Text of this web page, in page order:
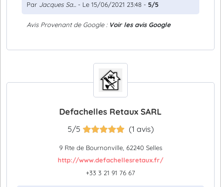
Par Jacques Sa... - Le 15/06/2021 23:48 - 5/5
Avis Provenant de Google : Voir les avis Google
Defachelles Retaux SARL
5/5 (1 avis)
9 Rte de Bournonville, 62240 Selles
http://www.defachellesretaux.fr/
+33 3 21 91 76 67